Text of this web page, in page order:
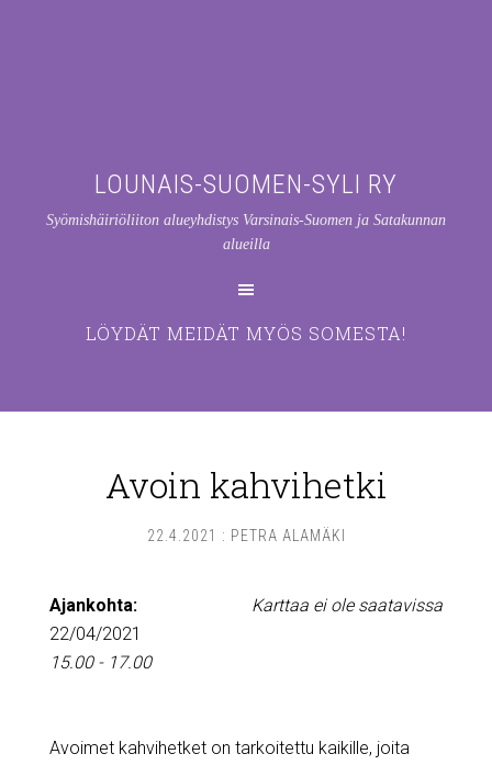
LOUNAIS-SUOMEN-SYLI RY
Syömishäiriöliiton alueyhdistys Varsinais-Suomen ja Satakunnan
alueilla
LÖYDÄT MEIDÄT MYÖS SOMESTA!
Avoin kahvihetki
22.4.2021 : PETRA ALAMÄKI
Karttaa ei ole saatavissa
Ajankohta:
22/04/2021
15.00 - 17.00
Avoimet kahvihetket on tarkoitettu kaikille, joita